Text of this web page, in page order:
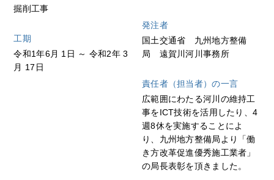
掘削工事
工期
令和1年6月 1日 ～ 令和2年 3
月 17日
発注者
国土交通省 九州地方整備
局 遠賀川河川事務所
責任者（担当者）の一言
広範囲にわたる河川の維持工
事をICT技術を活用したり、4
週8休を実施することによ
り、九州地方整備局より「働
き方改革促進優秀施工業者」
の局長表彰を頂きました。